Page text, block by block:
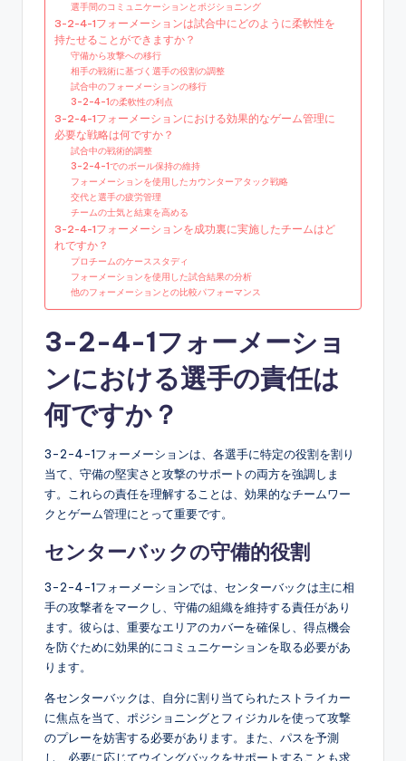
選手間のコミュニケーションとポジショニング
3-2-4-1フォーメーションは試合中にどのように柔軟性を
持たせることができますか？
守備から攻撃への移行
相手の戦術に基づく選手の役割の調整
試合中のフォーメーションの移行
3-2-4-1の柔軟性の利点
3-2-4-1フォーメーションにおける効果的なゲーム管理に
必要な戦略は何ですか？
試合中の戦術的調整
3-2-4-1でのボール保持の維持
フォーメーションを使用したカウンターアタック戦略
交代と選手の疲労管理
チームの士気と結束を高める
3-2-4-1フォーメーションを成功裏に実施したチームはど
れですか？
プロチームのケーススタディ
フォーメーションを使用した試合結果の分析
他のフォーメーションとの比較パフォーマンス
3-2-4-1フォーメーショ
ンにおける選手の責任は
何ですか？
3-2-4-1フォーメーションは、各選手に特定の役割を割り
当て、守備の堅実さと攻撃のサポートの両方を強調しま
す。これらの責任を理解することは、効果的なチームワー
クとゲーム管理にとって重要です。
センターバックの守備的役割
3-2-4-1フォーメーションでは、センターバックは主に相
手の攻撃者をマークし、守備の組織を維持する責任があり
ます。彼らは、重要なエリアのカバーを確保し、得点機会
を防ぐために効果的にコミュニケーションを取る必要があ
ります。
各センターバックは、自分に割り当てられたストライカー
に焦点を当て、ポジショニングとフィジカルを使って攻撃
のプレーを妨害する必要があります。また、パスを予測
し、必要に応じてウイングバックをサポートすることも求